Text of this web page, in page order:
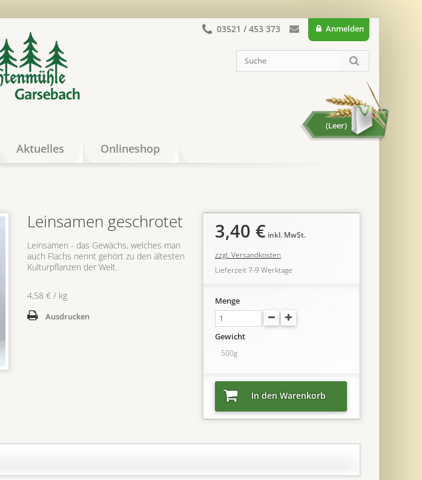
Anmelden
03521 / 453 373
(Leer)
Aktuelles Onlineshop
Leinsamen geschrotet
Leinsamen - das Gewächs, welches man
auch Flachs nennt gehört zu den ältesten
Kulturpflanzen der Welt.
4,58 € / kg
Ausdrucken
3,40 € inkl. MwSt.
zzgl. Versandkosten
Lieferzeit 7-9 Werktage
Menge
Gewicht
500g
In den Warenkorb